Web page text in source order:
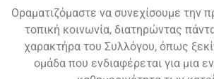
Οραματιζόμαστε να συνεχίσουμε την
τοπική κοινωνία, διατηρώντας
χαρακτήρα του Συλλόγου, όπως
ομάδα που ενδιαφέρεται για μια